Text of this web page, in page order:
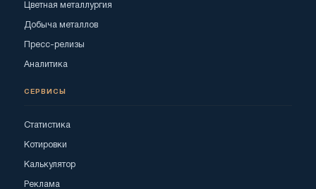
Цветная металлургия
Добыча металлов
Пресс-релизы
Аналитика
СЕРВИСЫ
Статистика
Котировки
Калькулятор
Реклама